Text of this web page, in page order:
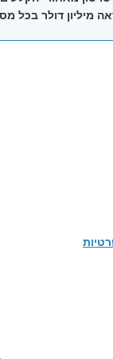
מיליון דולר בכל